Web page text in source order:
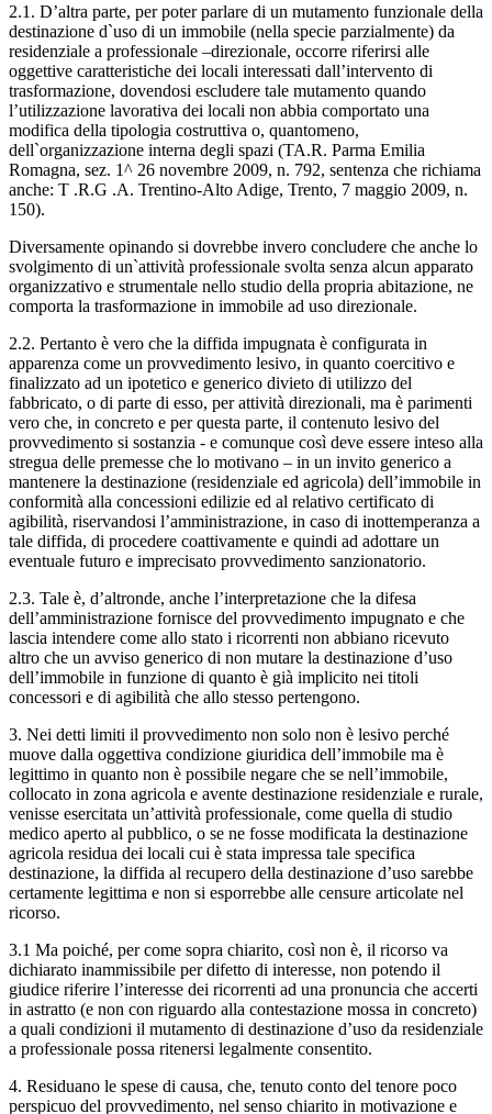
2.1. D’altra parte, per poter parlare di un mutamento funzionale della
destinazione d`uso di un immobile (nella specie parzialmente) da
residenziale a professionale –direzionale, occorre riferirsi alle
oggettive caratteristiche dei locali interessati dall’intervento di
trasformazione, dovendosi escludere tale mutamento quando
l’utilizzazione lavorativa dei locali non abbia comportato una
modifica della tipologia costruttiva o, quantomeno,
dell`organizzazione interna degli spazi (TA.R. Parma Emilia
Romagna, sez. 1^ 26 novembre 2009, n. 792, sentenza che richiama
anche: T .R.G .A. Trentino-Alto Adige, Trento, 7 maggio 2009, n.
150).
Diversamente opinando si dovrebbe invero concludere che anche lo
svolgimento di un`attività professionale svolta senza alcun apparato
organizzativo e strumentale nello studio della propria abitazione, ne
comporta la trasformazione in immobile ad uso direzionale.
2.2. Pertanto è vero che la diffida impugnata è configurata in
apparenza come un provvedimento lesivo, in quanto coercitivo e
finalizzato ad un ipotetico e generico divieto di utilizzo del
fabbricato, o di parte di esso, per attività direzionali, ma è parimenti
vero che, in concreto e per questa parte, il contenuto lesivo del
provvedimento si sostanzia - e comunque così deve essere inteso alla
stregua delle premesse che lo motivano – in un invito generico a
mantenere la destinazione (residenziale ed agricola) dell’immobile in
conformità alla concessioni edilizie ed al relativo certificato di
agibilità, riservandosi l’amministrazione, in caso di inottemperanza a
tale diffida, di procedere coattivamente e quindi ad adottare un
eventuale futuro e imprecisato provvedimento sanzionatorio.
2.3. Tale è, d’altronde, anche l’interpretazione che la difesa
dell’amministrazione fornisce del provvedimento impugnato e che
lascia intendere come allo stato i ricorrenti non abbiano ricevuto
altro che un avviso generico di non mutare la destinazione d’uso
dell’immobile in funzione di quanto è già implicito nei titoli
concessori e di agibilità che allo stesso pertengono.
3. Nei detti limiti il provvedimento non solo non è lesivo perché
muove dalla oggettiva condizione giuridica dell’immobile ma è
legittimo in quanto non è possibile negare che se nell’immobile,
collocato in zona agricola e avente destinazione residenziale e rurale,
venisse esercitata un’attività professionale, come quella di studio
medico aperto al pubblico, o se ne fosse modificata la destinazione
agricola residua dei locali cui è stata impressa tale specifica
destinazione, la diffida al recupero della destinazione d’uso sarebbe
certamente legittima e non si esporrebbe alle censure articolate nel
ricorso.
3.1 Ma poiché, per come sopra chiarito, così non è, il ricorso va
dichiarato inammissibile per difetto di interesse, non potendo il
giudice riferire l’interesse dei ricorrenti ad una pronuncia che accerti
in astratto (e non con riguardo alla contestazione mossa in concreto)
a quali condizioni il mutamento di destinazione d’uso da residenziale
a professionale possa ritenersi legalmente consentito.
4. Residuano le spese di causa, che, tenuto conto del tenore poco
perspicuo del provvedimento, nel senso chiarito in motivazione e